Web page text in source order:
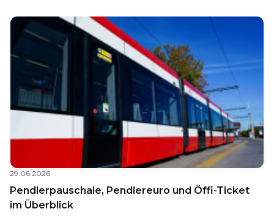
junger Unternehmen stärken.
29.06.2026
Pendlerpauschale, Pendlereuro und Öffi-Ticket
im Überblick